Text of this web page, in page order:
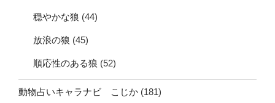
穏やかな狼 (44)
放浪の狼 (45)
順応性のある狼 (52)
動物占いキャラナビ こじか (181)